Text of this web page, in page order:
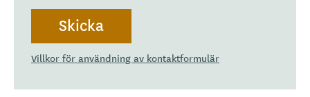
Villkor för användning av kontaktformulär